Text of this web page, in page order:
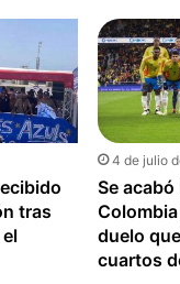
tras
4 de julio
Se
duelo
cuartos